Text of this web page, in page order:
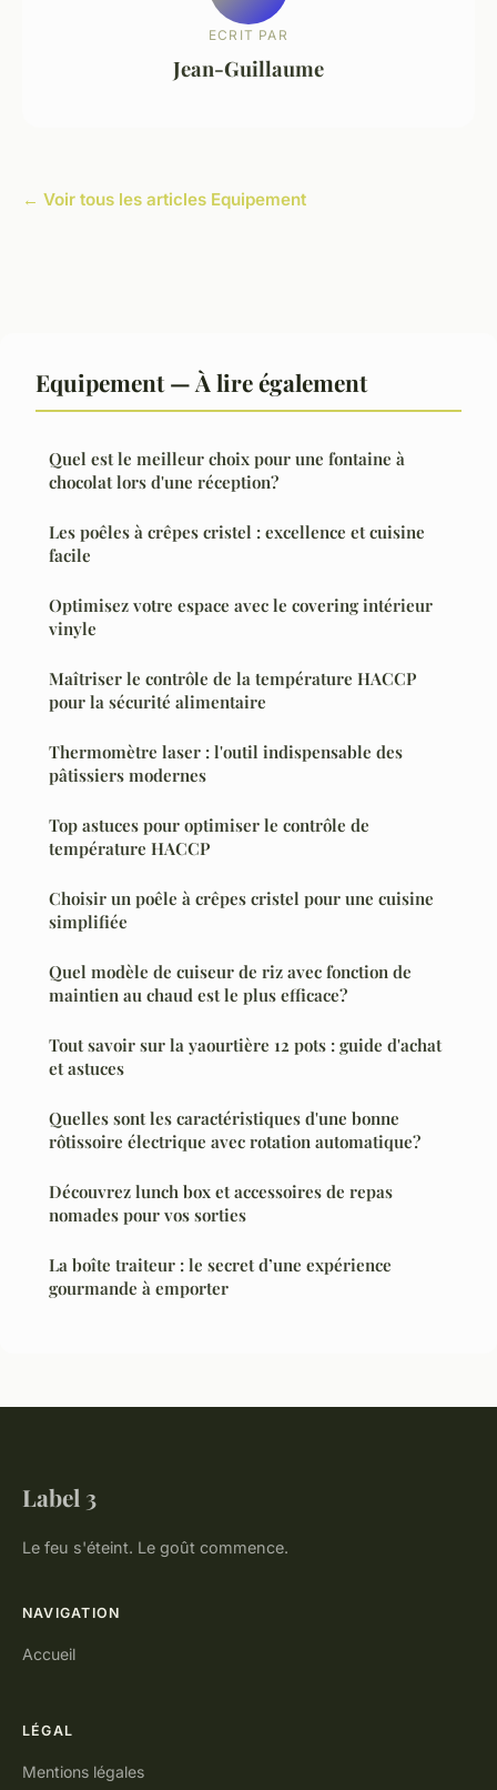
ECRIT PAR
Jean-Guillaume
← Voir tous les articles Equipement
Equipement — À lire également
Quel est le meilleur choix pour une fontaine à
chocolat lors d'une réception?
Les poêles à crêpes cristel : excellence et cuisine
facile
Optimisez votre espace avec le covering intérieur
vinyle
Maîtriser le contrôle de la température HACCP
pour la sécurité alimentaire
Thermomètre laser : l'outil indispensable des
pâtissiers modernes
Top astuces pour optimiser le contrôle de
température HACCP
Choisir un poêle à crêpes cristel pour une cuisine
simplifiée
Quel modèle de cuiseur de riz avec fonction de
maintien au chaud est le plus efficace?
Tout savoir sur la yaourtière 12 pots : guide d'achat
et astuces
Quelles sont les caractéristiques d'une bonne
rôtissoire électrique avec rotation automatique?
Découvrez lunch box et accessoires de repas
nomades pour vos sorties
La boîte traiteur : le secret d’une expérience
gourmande à emporter
Label 3
Le feu s'éteint. Le goût commence.
NAVIGATION
Accueil
LÉGAL
Mentions légales